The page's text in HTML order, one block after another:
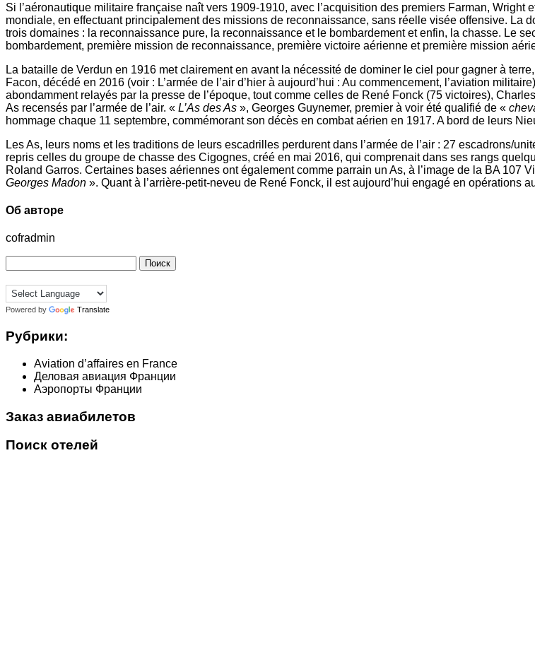
Si l’aéronautique militaire française naît vers 1909-1910, avec l’acquisition des premiers Farman,
mondiale, en effectuant principalement des missions de reconnaissance, sans réelle visée offensive. La
trois domaines : la reconnaissance pure, la reconnaissance et le bombardement et enfin, la chasse. Le
bombardement, première mission de reconnaissance, première victoire aérienne et première mission
La bataille de Verdun en 1916 met clairement en avant la nécessité de dominer le ciel pour gagner à
Facon, décédé en 2016 (voir : L’armée de l’air d’hier à aujourd’hui : Au commencement, l’aviation
abondamment relayés par la presse de l’époque, tout comme celles de René Fonck (75 victoires),
As recensés par l’armée de l’air. « L’As des As », Georges Guynemer, premier à voir été qualifié de «
hommage chaque 11 septembre, commémorant son décès en combat aérien en 1917. A bord de leurs
Les As, leurs noms et les traditions de leurs escadrilles perdurent dans l’armée de l’air : 27 escadrons/
repris celles du groupe de chasse des Cigognes, créé en mai 2016, qui comprenait dans ses rangs
Roland Garros. Certaines bases aériennes ont également comme parrain un As, à l’image de la BA 107
Georges Madon ». Quant à l’arrière-petit-neveu de René Fonck, il est aujourd’hui engagé en opérations
Об авторе
cofradmin
Powered by Translate
Рубрики:
Aviation d’affaires en France
Деловая авиация Франции
Аэропорты Франции
Заказ авиабилетов
Поиск отелей